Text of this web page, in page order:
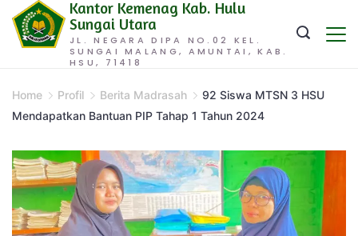
Skip
JL. NEGARA DIPA NO.02 KEL.
SUNGAI MALANG, AMUNTAI, KAB.
HSU, 71418
Kantor Kemenag Kab. Hulu
Sungai Utara
Home Profil Berita Madrasah
92 Siswa MTSN 3 HSU
Mendapatkan Bantuan PIP Tahap 1 Tahun 2024